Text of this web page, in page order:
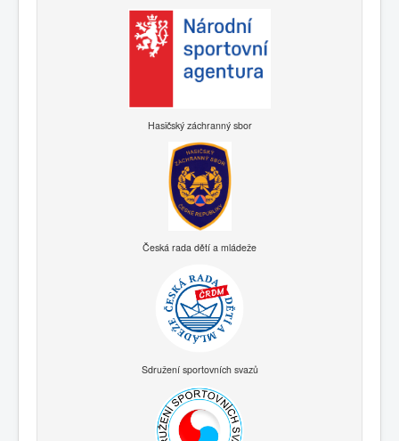
Hasičský záchranný sbor
Česká rada dětí a mládeže
Sdružení sportovních svazů